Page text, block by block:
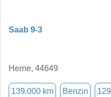
Saab 9-3
Herne, 44649
139.000 km Benzin